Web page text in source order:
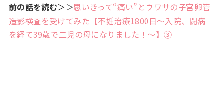
前の話を読む＞＞思いきって“痛い”とウワサの子宮卵管
造影検査を受けてみた【不妊治療1800日～入院、闘病
を経て39歳で二児の母になりました！～】③